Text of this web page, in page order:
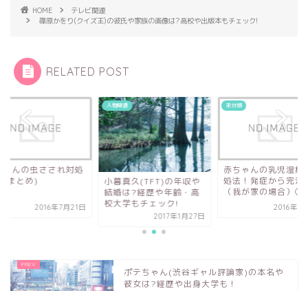
HOME
テレビ関連
篠原かをり(クイズ王)の彼氏や家族の画像は?高校や出版本もチェック!
RELATED POST
真久(TFT)の年収や
学もチェック!
未分類
赤ちゃんの乳児湿疹の対
処法！発症から完治まで
（我が家の場合）②
2016年7月14日
未分類
赤ちゃんの虫さされ
法！(まとめ)
2016年7
ポテちゃん(渋谷ギャル評論家)の本名や
彼女は?経歴や出身大学も！